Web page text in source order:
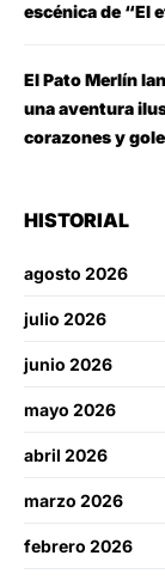
escénica de “El
El Pato Merlín
una aventura
corazones y
HISTORIAL
agosto 2026
julio 2026
junio 2026
mayo 2026
abril 2026
marzo 2026
febrero 2026